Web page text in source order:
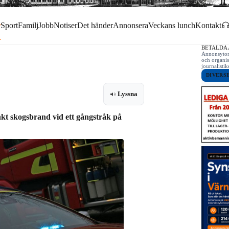
SportFamiljJobbNotiserDet händerAnnonseraVeckans lunchKontakt
Lyssna
skogsbrand vid ett gångstråk på
BETALDA
och